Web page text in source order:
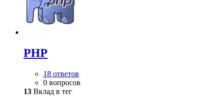
PHP
18 ответов
0 вопросов
13 Вклад в тег